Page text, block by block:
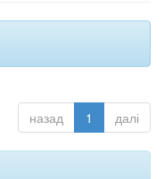
назад 1 далі